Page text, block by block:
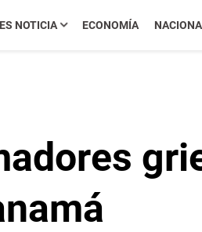
ES NOTICIA ECONOMÍA